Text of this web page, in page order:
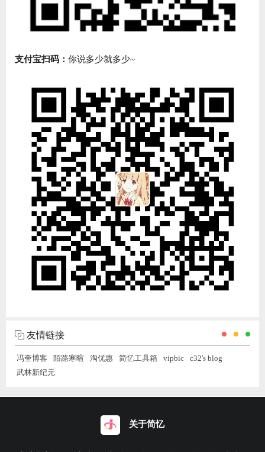
支付宝扫码： 你说多少就多少~
友情链接
冯奎博客 陌路寒暄 淘优惠 简忆工具箱 vipbic
c32's blog
武林新纪元
关于简忆